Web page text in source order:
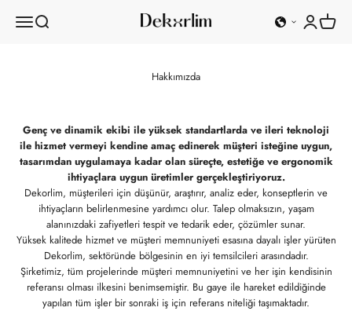
Navigasyon menüsünü aç
Aramayı aç Dekorlim Hesabım
Sepeti
Hakkımızda
Genç ve dinamik ekibi ile yüksek standartlarda ve ileri teknoloji
ile hizmet vermeyi kendine amaç edinerek müşteri isteğine uygun,
tasarımdan uygulamaya kadar olan süreçte, estetiğe ve ergonomik
ihtiyaçlara uygun üretimler gerçekleştiriyoruz.
Dekorlim, müşterileri için düşünür, araştırır, analiz eder, konseptlerin ve
ihtiyaçların belirlenmesine yardımcı olur. Talep olmaksızın, yaşam
alanınızdaki zafiyetleri tespit ve tedarik eder, çözümler sunar.
Yüksek kalitede hizmet ve müşteri memnuniyeti esasına dayalı işler yürüten
Dekorlim, sektöründe bölgesinin en iyi temsilcileri arasındadır.
Şirketimiz, tüm projelerinde müşteri memnuniyetini ve her işin kendisinin
referansı olması ilkesini benimsemiştir. Bu gaye ile hareket edildiğinde
yapılan tüm işler bir sonraki iş için referans niteliği taşımaktadır.